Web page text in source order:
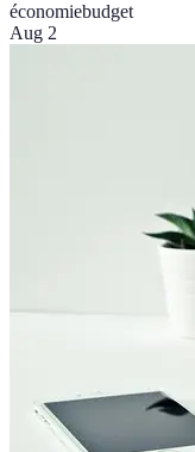
économiebudget
Aug 2